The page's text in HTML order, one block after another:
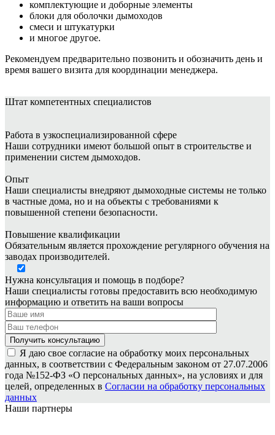
комплектующие и доборные элементы
блоки для оболочки дымоходов
смеси и штукатурки
и многое другое.
Рекомендуем предварительно позвонить и обозначить день и
время вашего визита для координации менеджера.
Штат компетентных специалистов
Работа в узкоспециализированной сфере
Наши сотрудники имеют большой опыт в строительстве и
применении систем дымоходов.
Опыт
Наши специалисты внедряют дымоходные системы не только
в частные дома, но и на объекты с требованиями к
повышенной степени безопасности.
Повышение квалификации
Обязательным является прохождение регулярного обучения на
заводах производителей.
Нужна консультация и помощь в подборе?
Наши специалисты готовы предоставить всю необходимую
информацию и ответить на ваши вопросы
Я даю свое согласие на обработку моих персональных
данных, в соответствии с Федеральным законом от 27.07.2006
года №152-ФЗ «О персональных данных», на условиях и для
целей, определенных в Согласии на обработку персональных
данных
Наши партнеры